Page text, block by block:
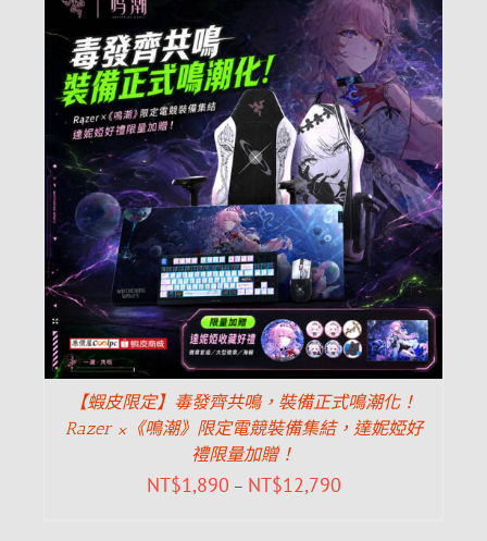
【蝦皮限定】毒發齊共鳴，裝備正式鳴潮化！
Razer ×《鳴潮》限定電競裝備集結，達妮婭好
禮限量加贈！
NT$1,890 – NT$12,790